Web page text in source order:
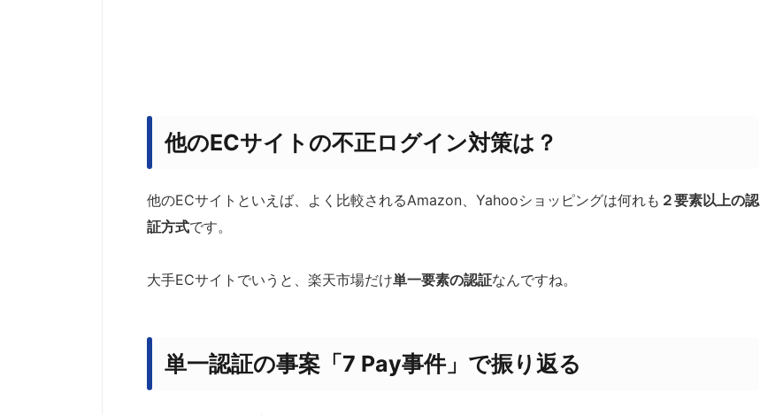
他のECサイトの不正ログイン対策は？
他のECサイトといえば、よく比較されるAmazon、Yahooショッピングは何れも ２要素以上の認
証方式です。
大手ECサイトでいうと、楽天市場だけ単一要素の認証なんですね。
単一認証の事案「7 Pay事件」で振り返る